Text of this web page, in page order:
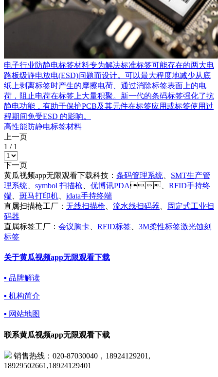
电子行业防静电标签材料专为解决标准标签可能存在的两大电
路板级静电放电(ESD)问题而设计。可以最大程度地减少从底
纸上剥离标签时产生的摩擦电荷、通过消除标签表面上的电
荷，阻止电荷在标签上大量积聚。新一代的条码标签强化了抗
静电功能，有助于保护PCB及其元件在标签应用或标签使用过
程期间免受ESD 的影响。
高性能防静电标签材料
上一页
1 / 1
下一页
黄瓜视频app无限观看下载科技： 条码管理系统
SMT生产管
理系统
symbol 扫描枪 优博讯PDA、 RFID手持终
端
斑马打印机
idata手持终端
直属扫描枪工厂： 无线扫描枪 流水线扫码器
固定式工业扫
码器
直属标签工厂： 会议胸卡 RFID标签
3M柔性标签激光蚀刻
标签
关于黄瓜视频app无限观看下载
▪ 品牌解读
▪ 机构简介
▪ 网站地图
联系黄瓜视频app无限观看下载
销售热线：020-87030040，18924129201,
18929502661,18924129401